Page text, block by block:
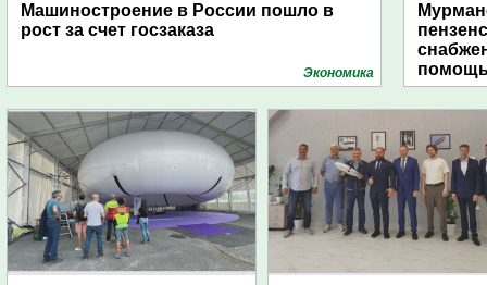
Машиностроение в России пошло в
рост за счет госзаказа
Экономика